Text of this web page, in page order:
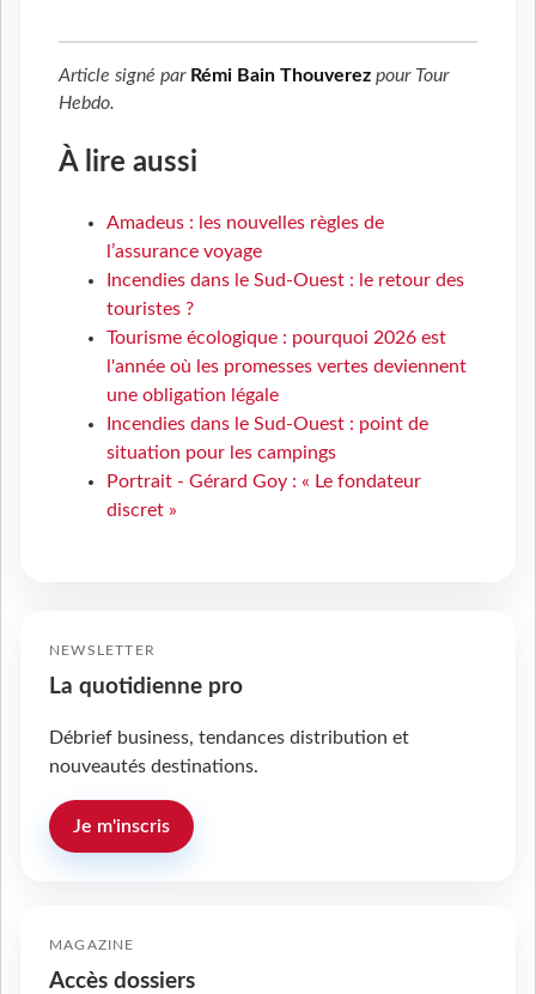
Article signé par Rémi Bain Thouverez pour Tour
Hebdo.
À lire aussi
Amadeus : les nouvelles règles de
l’assurance voyage
Incendies dans le Sud-Ouest : le retour des
touristes ?
Tourisme écologique : pourquoi 2026 est
l'année où les promesses vertes deviennent
une obligation légale
Incendies dans le Sud-Ouest : point de
situation pour les campings
Portrait - Gérard Goy : « Le fondateur
discret »
NEWSLETTER
La quotidienne pro
Débrief business, tendances distribution et
nouveautés destinations.
Je m'inscris
MAGAZINE
Accès dossiers